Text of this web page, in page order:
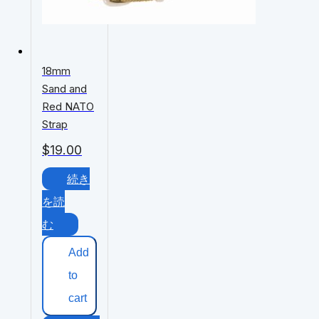
$19.00
18mm
Sand and
Red NATO
Strap
続き
を読
む
Add
to
cart